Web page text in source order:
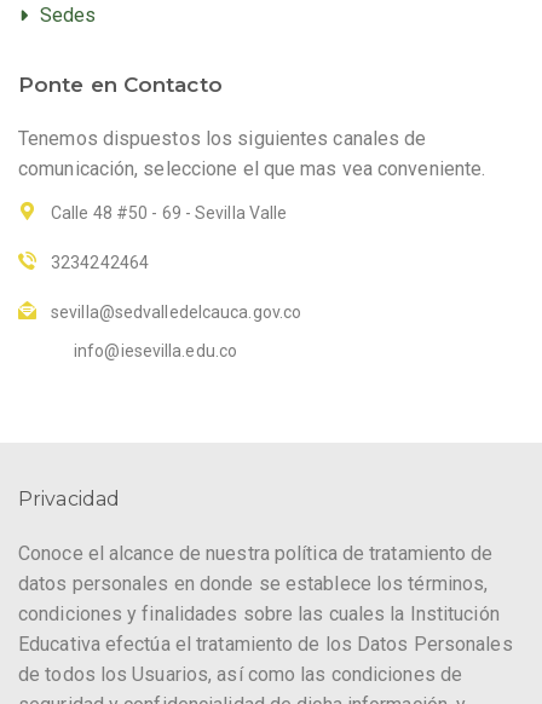
Sedes
Ponte en Contacto
Tenemos dispuestos los siguientes canales de
comunicación, seleccione el que mas vea conveniente.
Calle 48 #50 - 69 - Sevilla Valle
3234242464
sevilla@sedvalledelcauca.gov.co
info@iesevilla.edu.co
Privacidad
Conoce el alcance de nuestra política de tratamiento de
datos personales en donde se establece los términos,
condiciones y finalidades sobre las cuales la Institución
Educativa efectúa el tratamiento de los Datos Personales
de todos los Usuarios, así como las condiciones de